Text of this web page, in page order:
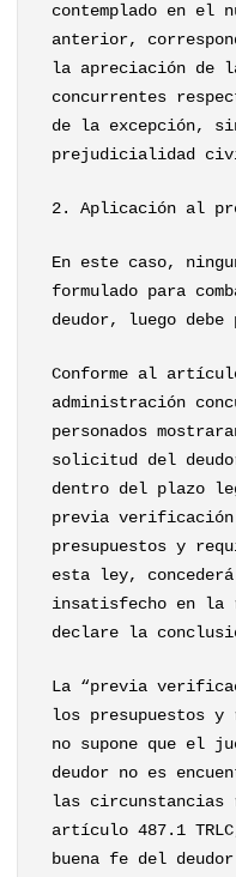
contemplado en el
anterior,
la apreciación de
concurrentes
de la excepción,
prejudicialidad
2. Aplicación al
En este caso,
formulado para
deudor, luego debe
Conforme al
administración
personados
solicitud del
dentro del plazo
previa
presupuestos y
esta ley,
insatisfecho en la
declare la
La “previa
los presupuestos
no supone que el
deudor no es
las circunstancias
artículo 487.1
buena fe del